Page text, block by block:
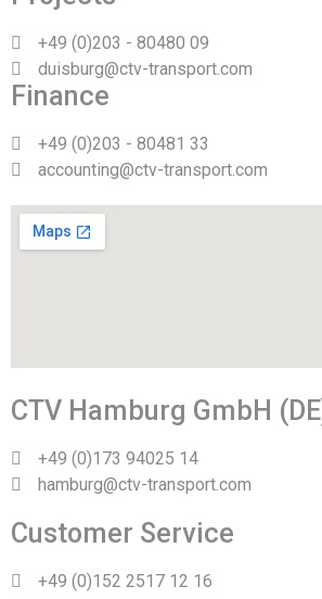
+49 (0)203 - 80480 09
duisburg@ctv-transport.com
Finance
+49 (0)203 - 80481 33
accounting@ctv-transport.com
CTV Hamburg GmbH
+49 (0)173 94025 14
hamburg@ctv-transport.com
Customer Service
+49 (0)152 2517 12 16